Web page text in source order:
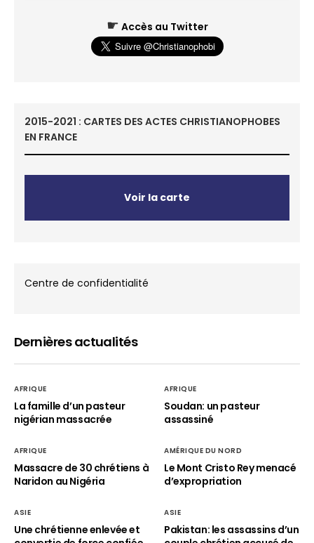
☛ Accès au Twitter
2015-2021 : CARTES DES ACTES CHRISTIANOPHOBES
EN FRANCE
Voir la carte
Centre de confidentialité
Dernières actualités
AFRIQUE
La famille d’un pasteur
nigérian massacrée
AFRIQUE
Soudan: un pasteur
assassiné
AFRIQUE
Massacre de 30 chrétiens à
Naridon au Nigéria
AMÉRIQUE DU NORD
Le Mont Cristo Rey menacé
d’expropriation
ASIE
Une chrétienne enlevée et
ASIE
Pakistan: les assassins d’un